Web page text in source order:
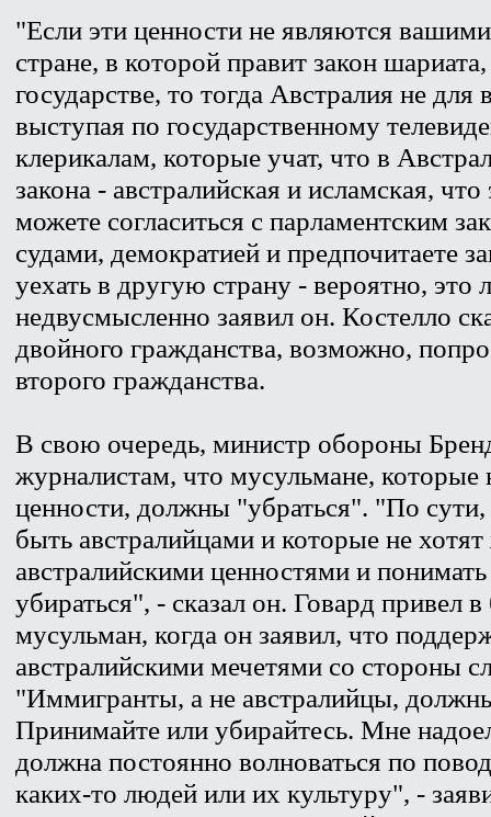
"Если эти ценности не являются
стране, в которой правит закон
государстве, то тогда Австралия не для
выступая по государственному
клерикалам, которые учат, что в
закона - австралийская и исламская,
можете согласиться с парламентским
судами, демократией и предпочитаете
уехать в другую страну - вероятно, это
недвусмысленно заявил он. Костелло
двойного гражданства, возможно,
второго гражданства.
В свою очередь, министр обороны
журналистам, что мусульмане, которые
ценности, должны "убраться". "По
быть австралийцами и которые не хотят
австралийскими ценностями и
убираться", - сказал он. Говард привел
мусульман, когда он заявил, что
австралийскими мечетями со стороны
"Иммигранты, а не австралийцы,
Принимайте или убирайтесь. Мне
должна постоянно волноваться по
каких-то людей или их культуру", -